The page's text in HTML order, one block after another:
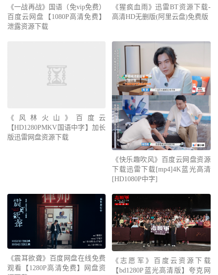
《一战再战》国语（免vip免费）
百度云网盘【1080P高清免费】
泄露资源下载
《猩疯血雨》迅雷BT资源下载-
高清HD无删版(阿里云盘)免费版
《风林火山》百度云
【HD1280PMKV国语中字】加长
版迅雷网盘资源下载
《快乐趣吹风》百度云网盘资源
下载迅雷下载[mp4]4K蓝光高清
[HD1080P中字]
《震耳欲聋》百度网盘在线免费
观看【1280P高清免费】网盘资
《志愿军》百度云资源下载
【bd1280P蓝光高清版】夸克网